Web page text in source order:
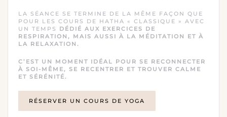
LA SÉANCE SE TERMINE DE LA MÊME FAÇON QUE
POUR LES COURS DE HATHA « CLASSIQUE » AVEC
UN TEMPS DÉDIÉ AUX EXERCICES DE
RESPIRATION, MAIS AUSSI À LA MÉDITATION ET À
LA RELAXATION.
C’EST UN MOMENT IDÉAL POUR SE RECONNECTER
À SOI-MÊME, SE RECENTRER ET TROUVER CALME
ET SÉRÉNITÉ.
RÉSERVER UN COURS DE YOGA